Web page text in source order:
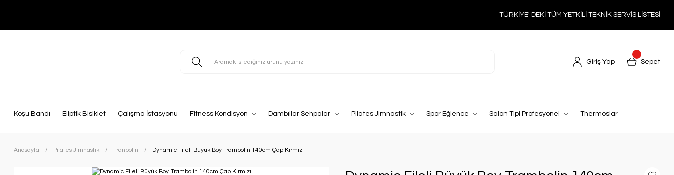
TÜRKİYE' DEKİ TÜM YETKİLİ TEKNİK SERVİS LİSTESİ
Giriş Yap Sepet
Koşu Bandı Eliptik Bisiklet Çalışma İstasyonu Fitness Kondisyon Dambıllar Sehpalar Pilates Jimnastik Spor Eğlence Salon Tipi Profesyonel Thermoslar
Anasayfa Pilates Jimnastik Tranbolin Dynamic Fileli Büyük Boy Trambolin 140cm Çap Kırmızı